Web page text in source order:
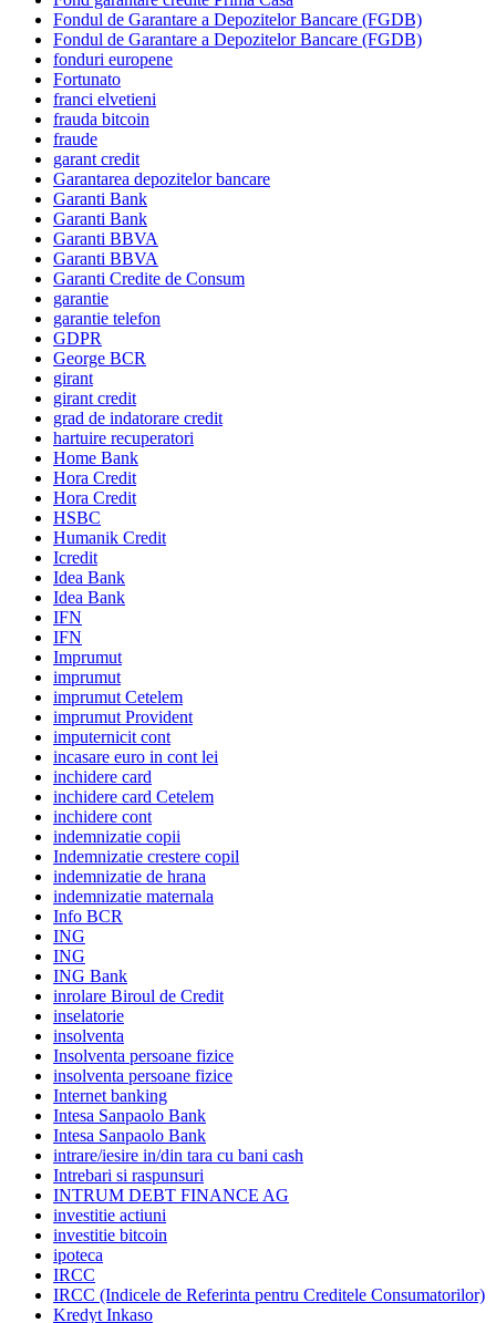
Fondul de Garantare a Depozitelor Bancare (FGDB)
Fondul de Garantare a Depozitelor Bancare (FGDB)
fonduri europene
Fortunato
franci elvetieni
frauda bitcoin
fraude
garant credit
Garantarea depozitelor bancare
Garanti Bank
Garanti Bank
Garanti BBVA
Garanti BBVA
Garanti Credite de Consum
garantie
garantie telefon
GDPR
George BCR
girant
girant credit
grad de indatorare credit
hartuire recuperatori
Home Bank
Hora Credit
Hora Credit
HSBC
Humanik Credit
Icredit
Idea Bank
Idea Bank
IFN
IFN
Imprumut
imprumut
imprumut Cetelem
imprumut Provident
imputernicit cont
incasare euro in cont lei
inchidere card
inchidere card Cetelem
inchidere cont
indemnizatie copii
Indemnizatie crestere copil
indemnizatie de hrana
indemnizatie maternala
Info BCR
ING
ING
ING Bank
inrolare Biroul de Credit
inselatorie
insolventa
Insolventa persoane fizice
insolventa persoane fizice
Internet banking
Intesa Sanpaolo Bank
Intesa Sanpaolo Bank
intrare/iesire in/din tara cu bani cash
Intrebari si raspunsuri
INTRUM DEBT FINANCE AG
investitie actiuni
investitie bitcoin
ipoteca
IRCC
IRCC (Indicele de Referinta pentru Creditele Consumatorilor)
Kredyt Inkaso